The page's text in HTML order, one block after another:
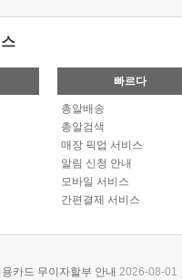
빠르다
총알배송
총알검색
매장 픽업 서비스
알림 신청 안내
모바일 서비스
간편결제 서비스
카드 무이자할부 안내 2026-08-01